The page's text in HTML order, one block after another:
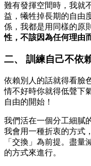
難有發揮空間時，我就
益，犧牲掉長期的自由
係，我都是用同樣的原
性，不該因為任何理由
二、 訓練自己不依
依賴別人的話就得看臉
情不好時你就得低聲下
自由的開始！
我們活在一個分工細膩
我會用一種折衷的方式
「交換」為前提。盡量
的方式來進行。